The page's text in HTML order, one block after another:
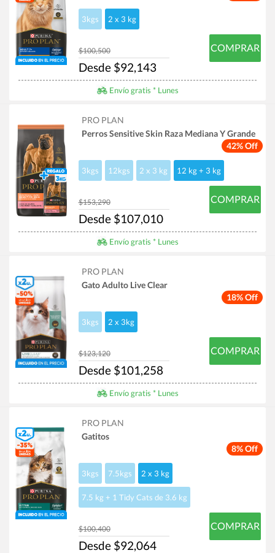
3kgs 2 x 3 kg
$100,500
Desde $92,143
COMPRAR
Envío gratis * Lunes
42% Off
PRO PLAN
Perros Sensitive Skin Raza Mediana Y Grande
3kgs 12kgs 2 x 3 kg 12 kg + 3 kg
$153,290
Desde $107,010
COMPRAR
Envío gratis * Lunes
18% Off
PRO PLAN
Gato Adulto Live Clear
3kgs 2 x 3kg
$123,120
Desde $101,258
COMPRAR
Envío gratis * Lunes
8% Off
PRO PLAN
Gatitos
3kgs 7.5kgs 2 x 3 kg
7.5 kg + 1 Tidy Cats de 3.6 kg
$100,400
Desde $92,064
COMPRAR